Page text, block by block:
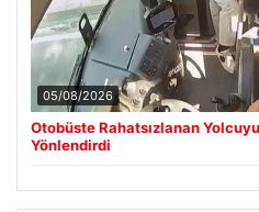
05/08/2026
Otobüste Rahatsızlanan
Yönlendirdi